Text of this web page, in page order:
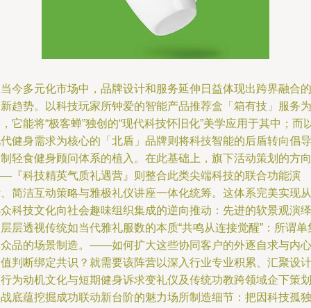
今多元化市场中，品牌设计和服务延伸日益体现出跨界融合的
趋势。以科技玩家所钟爱的智能产品推荐盒「箱有技」服务为
它能将“极客蝉”独创的“现代科技怀旧化”美学应用于其中；而
健身需求为核心的「北盾」品牌则将科技智能的后盾转向倡导
轻食健身顾问体系的植入。在此基础上，旗下活动策划的方向
『科技精英气质礼遇营』则整合此类尖端科技的联合功能演
简洁互动策略与雅极礼仪讲座一体化统筹。这体系完美实现从
科技文化向社会趣味组织集成的逆向推动：先进的软景观演绎
层透视传统如当代雅礼服数的本质“共鸣从连接觉醒”：所谓单
品的场景制造。——如何扩大这些协同客户的外逐自求与内心
判断绑定共识？就需要该阵营以深入行业专业积累、汇聚设计
为动机文化与短期健身诉求变礼仪及传统功教跨领域企下策划
底蕴挖掘成功联动新台阶的魅力场所制造细节：把因科技孤独